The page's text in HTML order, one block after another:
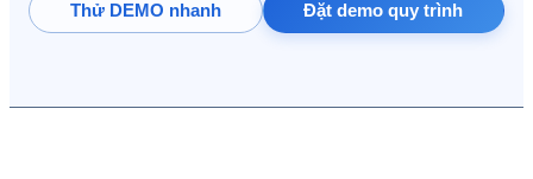
Thử DEMO nhanh Đặt demo quy trình